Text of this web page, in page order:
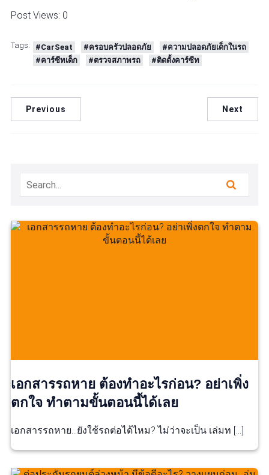
Post Views: 0
Tags: #CarSeat #ครอบครัวปลอดภัย
#ความปลอดภัยเด็กในรถ
#คาร์ซีทเด็ก
#ตรวจสภาพรถ #ติดตั้งคาร์ซีท
Previous Next
เอกสารรถหาย ต้องทำอะไรก่อน? อย่าเพิ่ง
ตกใจ ทำตามขั้นตอนนี้ได้เลย
เอกสารรถหาย…ยังใช้รถต่อได้ไหม? ไม่ว่าจะเป็น เล่มท […]